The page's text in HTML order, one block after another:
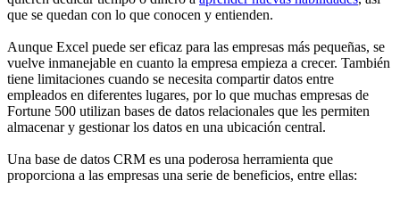
que se quedan con lo que conocen y entienden.
Aunque Excel puede ser eficaz para las empresas más pequeñas, se
vuelve inmanejable en cuanto la empresa empieza a crecer. También
tiene limitaciones cuando se necesita compartir datos entre
empleados en diferentes lugares, por lo que muchas empresas de
Fortune 500 utilizan bases de datos relacionales que les permiten
almacenar y gestionar los datos en una ubicación central.
Una base de datos CRM es una poderosa herramienta que
proporciona a las empresas una serie de beneficios, entre ellas: